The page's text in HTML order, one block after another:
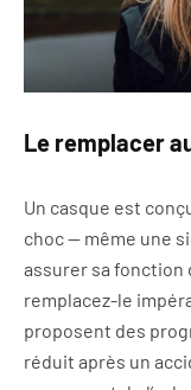
Le remplacer
Un casque est
choc — même une
assurer sa fonction
remplacez-le
proposent des
réduit après un